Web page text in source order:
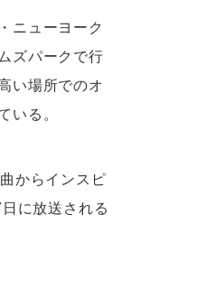
ニューヨーク
ズパークで行
い場所でのオ
いる。
からインスピ
に放送される